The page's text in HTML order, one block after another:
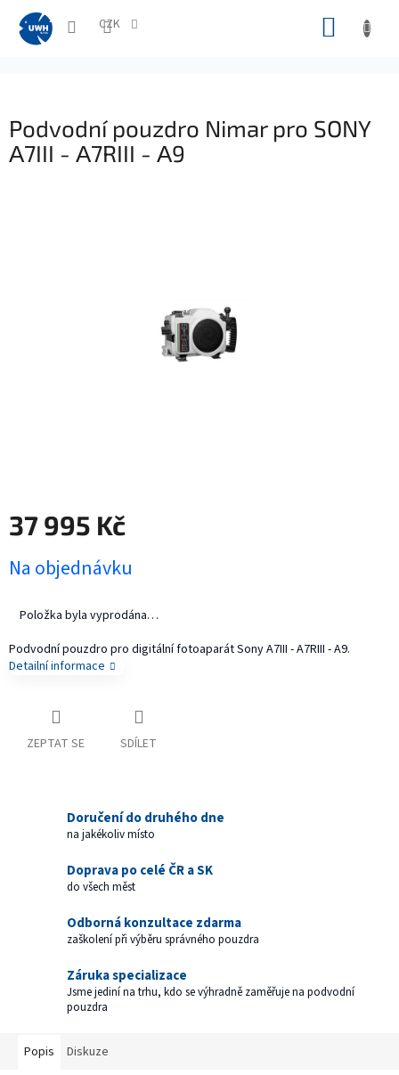
obsah
CZK
Podvodní pouzdro Nimar pro SONY
Α7III - Α7RIII - Α9
37 995 Kč
cena:
Na objednávku
Položka byla vyprodána…
Podvodní pouzdro pro digitální fotoaparát Sony Α7III - Α7RIII - Α9.
Detailní informace
ZEPTAT SE SDÍLET
Doručení do druhého dne
na jakékoliv místo
Doprava po celé ČR a SK
do všech měst
Odborná konzultace zdarma
zaškolení při výběru správného pouzdra
Záruka specializace
Jsme jediní na trhu, kdo se výhradně zaměřuje na podvodní
pouzdra
Popis Diskuze